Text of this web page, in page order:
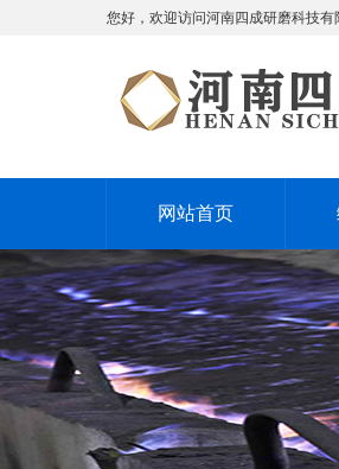
您好，欢迎访问河南四成研磨科技有
网站首页